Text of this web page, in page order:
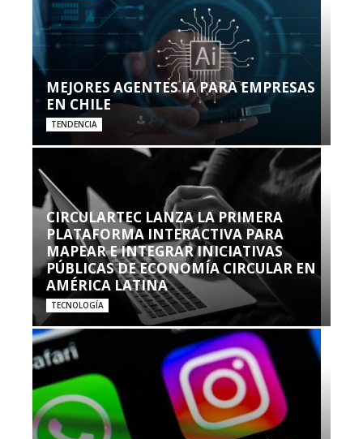
MEJORES AGENTES IA PARA EMPRESAS
EN CHILE
TENDENCIA
CIRCULARTEC LANZA LA PRIMERA
PLATAFORMA INTERACTIVA PARA
MAPEAR E INTEGRAR INICIATIVAS
PÚBLICAS DE ECONOMÍA CIRCULAR EN
AMÉRICA LATINA
TECNOLOGÍA